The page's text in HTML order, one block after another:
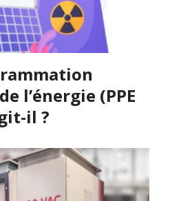
l’énergie (PPE
il ?